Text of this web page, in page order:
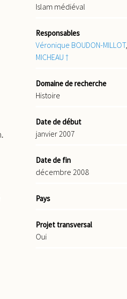
Islam médiéval
Responsables
Véronique BOUDON-MILLOT,
MICHEAU †
Domaine de recherche
Histoire
Date de début
janvier 2007
Date de fin
décembre 2008
Pays
Projet transversal
Oui